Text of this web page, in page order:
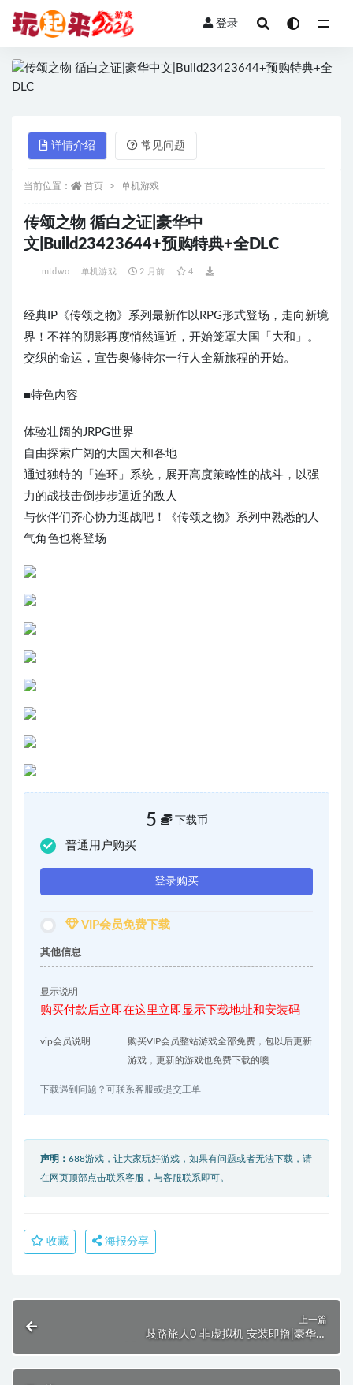
登录
详情介绍 常见问题
当前位置： 首页 单机游戏
传颂之物 循白之证|豪华中
文|Build23423644+预购特典+全DLC
mtdwo 单机游戏 2 月前 4
经典IP《传颂之物》系列最新作以RPG形式登场，走向新境
界！不祥的阴影再度悄然逼近，开始笼罩大国「大和」。
交织的命运，宣告奥修特尔一行人全新旅程的开始。
■特色内容
体验壮阔的JRPG世界
自由探索广阔的大国大和各地
通过独特的「连环」系统，展开高度策略性的战斗，以强
力的战技击倒步步逼近的敌人
与伙伴们齐心协力迎战吧！《传颂之物》系列中熟悉的人
气角色也将登场
5 下载币
普通用户购买
登录购买
VIP会员免费下载
其他信息
显示说明
购买付款后立即在这里立即显示下载地址和安装码
vip会员说明
购买VIP会员整站游戏全部免费，包以后更新
游戏，更新的游戏也免费下载的噢
下载遇到问题？可联系客服或提交工单
声明： 688游戏，让大家玩好游戏，如果有问题或者无法下载，请
在网页顶部点击联系客服，与客服联系即可。
收藏 海报分享
上一篇
歧路旅人0 非虚拟机 安装即撸|豪华中